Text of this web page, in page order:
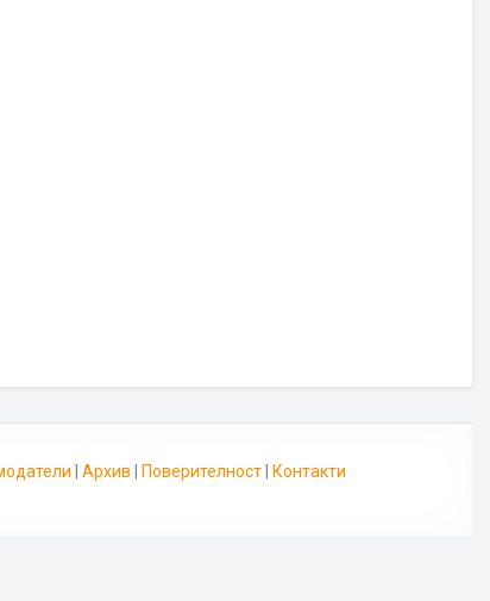
Архив Поверителност| Контакти